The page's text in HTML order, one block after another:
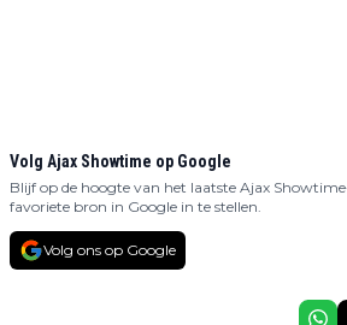
Volg Ajax Showtime op Google
Blijf op de hoogte van het laatste Ajax
favoriete bron in Google in te stellen.
Volg ons op Google